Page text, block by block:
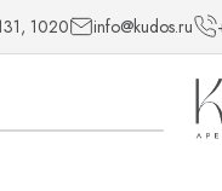
1020 info@kudos.ru